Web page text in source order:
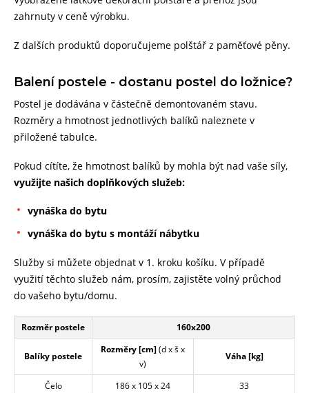
zahrnuty v ceně výrobku.
Z dalších produktů doporučujeme polštář z paměťové pěny.
Balení postele - dostanu postel do ložnice?
Postel je dodávána v částečně demontovaném stavu.
Rozměry a hmotnost jednotlivých balíků naleznete v
přiložené tabulce.
Pokud cítíte, že hmotnost balíků by mohla být nad vaše síly,
využijte našich doplňkových služeb:
vynáška do bytu
vynáška do bytu s montáží nábytku
Služby si můžete objednat v 1. kroku košíku. V případě
využití těchto služeb nám, prosím, zajistěte volný průchod
do vašeho bytu/domu.
Rozměr postele 160x200
Balíky postele
Rozměry [cm](d x š x
v)
Váha [kg]
Čelo 186 x 105 x 24
33